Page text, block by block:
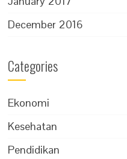
December 2016
Categories
Ekonomi
Kesehatan
Pendidikan